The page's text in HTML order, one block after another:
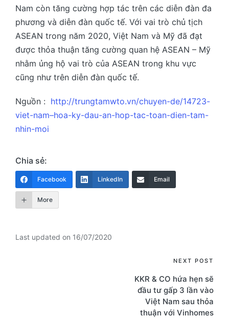
Nam còn tăng cường hợp tác trên các diễn đàn đa
phương và diễn đàn quốc tế. Với vai trò chủ tịch
ASEAN trong năm 2020, Việt Nam và Mỹ đã đạt
được thỏa thuận tăng cường quan hệ ASEAN – Mỹ
nhằm ủng hộ vai trò của ASEAN trong khu vực
cũng như trên diễn đàn quốc tế.
Nguồn : http://trungtamwto.vn/chuyen-de/14723-
viet-nam–hoa-ky-dau-an-hop-tac-toan-dien-tam-
nhin-moi
Chia sẻ:
Facebook LinkedIn Email
More
Last updated on 16/07/2020
NEXT POST
KKR & CO hứa hẹn sẽ
đầu tư gấp 3 lần vào
Việt Nam sau thỏa
thuận với Vinhomes